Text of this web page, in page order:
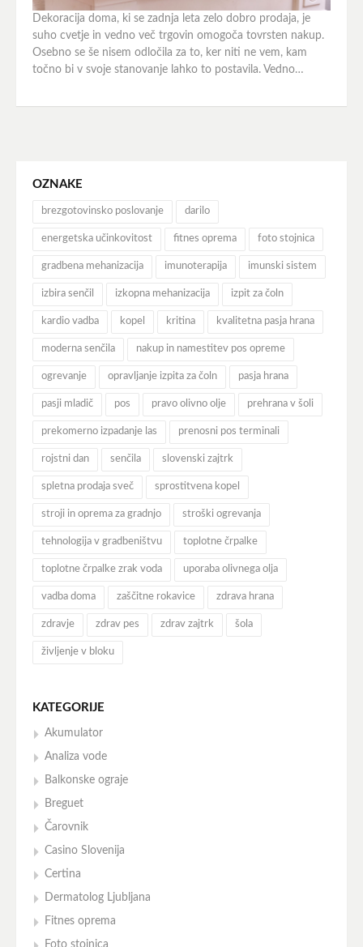
Dekoracija doma, ki se zadnja leta zelo dobro prodaja, je
suho cvetje in vedno več trgovin omogoča tovrsten nakup.
Osebno se še nisem odločila za to, ker niti ne vem, kam
točno bi v svoje stanovanje lahko to postavila. Vedno…
OZNAKE
brezgotovinsko poslovanje darilo
energetska učinkovitost fitnes oprema foto stojnica
gradbena mehanizacija imunoterapija imunski sistem
izbira senčil izkopna mehanizacija izpit za čoln
kardio vadba kopel kritina kvalitetna pasja hrana
moderna senčila nakup in namestitev pos opreme
ogrevanje opravljanje izpita za čoln pasja hrana
pasji mladič pos pravo olivno olje prehrana v šoli
prekomerno izpadanje las prenosni pos terminali
rojstni dan senčila slovenski zajtrk
spletna prodaja sveč sprostitvena kopel
stroji in oprema za gradnjo stroški ogrevanja
tehnologija v gradbeništvu toplotne črpalke
toplotne črpalke zrak voda uporaba olivnega olja
vadba doma zaščitne rokavice zdrava hrana
zdravje zdrav pes zdrav zajtrk šola
življenje v bloku
KATEGORIJE
Akumulator
Analiza vode
Balkonske ograje
Breguet
Čarovnik
Casino Slovenija
Certina
Dermatolog Ljubljana
Fitnes oprema
Foto stojnica